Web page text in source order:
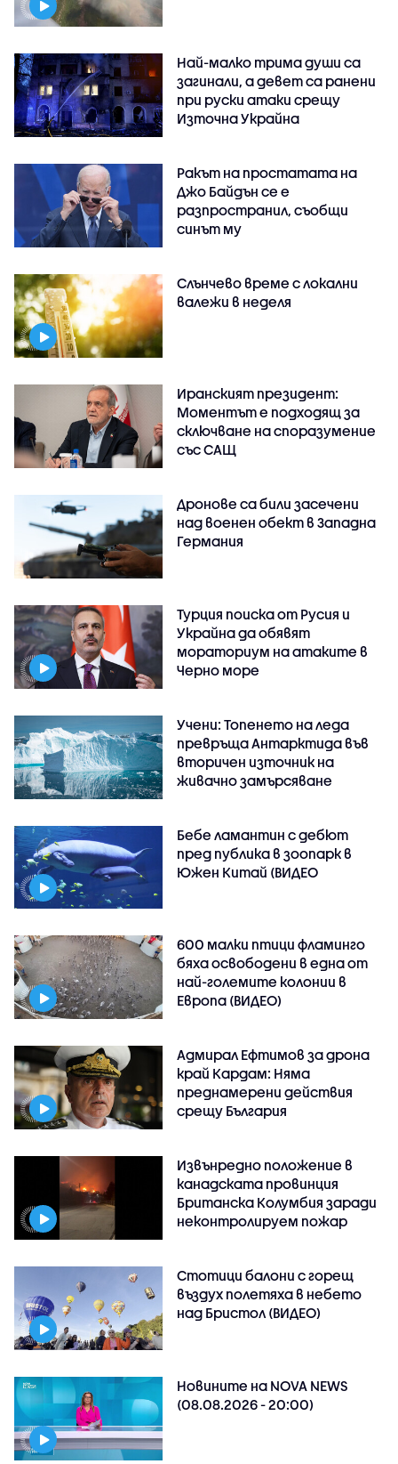
Най-малко трима души са
загинали, а девет са ранени
при руски атаки срещу
Източна Украйна
Ракът на простатата на
Джо Байдън се е
разпространил, съобщи
синът му
Слънчево време с локални
валежи в неделя
Иранският президент:
Моментът е подходящ за
сключване на споразумение
със САЩ
Дронове са били засечени
над военен обект в Западна
Германия
Турция поиска от Русия и
Украйна да обявят
мораториум на атаките в
Черно море
Учени: Топенето на леда
превръща Антарктида във
вторичен източник на
живачно замърсяване
Бебе ламантин с дебют
пред публика в зоопарк в
Южен Китай (ВИДЕО
600 малки птици фламинго
бяха освободени в една от
най-големите колонии в
Европа (ВИДЕО)
Адмирал Ефтимов за дрона
край Кардам: Няма
преднамерени действия
срещу България
Извънредно положение в
канадската провинция
Британска Колумбия заради
неконтролируем пожар
Стотици балони с горещ
въздух полетяха в небето
над Бристол (ВИДЕО)
Новините на NOVA NEWS
(08.08.2026 - 20:00)